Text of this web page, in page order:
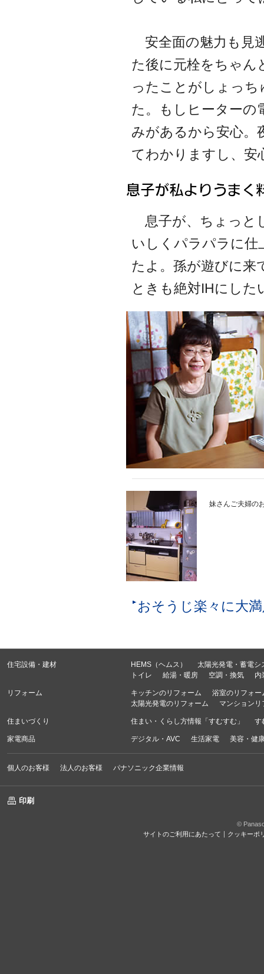
安全面の魅力も見
た後に元栓をちゃん
ったことがしょっ
た。もしヒーターの
みがあるから安心。
てわかりますし、安
息子が、ちょっと
いしくパラパラに
たよ。孫が遊びに来
ときも絶対IHにした
妹さんご夫婦の
おそうじ楽々に大
住宅設備・建材 HEMS（ヘムス）
太陽光発電・蓄電シ
トイレ
給湯・暖房 空調・換気 内
リフォーム キッチンのリフォーム
浴室のリフォー
太陽光発電のリフォーム
マンションリ
住まいづくり 住まい・くらし方情報「すむすむ」 す
家電商品 デジタル・AVC 生活家電 美容・健
個人のお客様 法人のお客様 パナソニック企業情報
印刷
©
サイトのご利用にあたって
クッキーポ